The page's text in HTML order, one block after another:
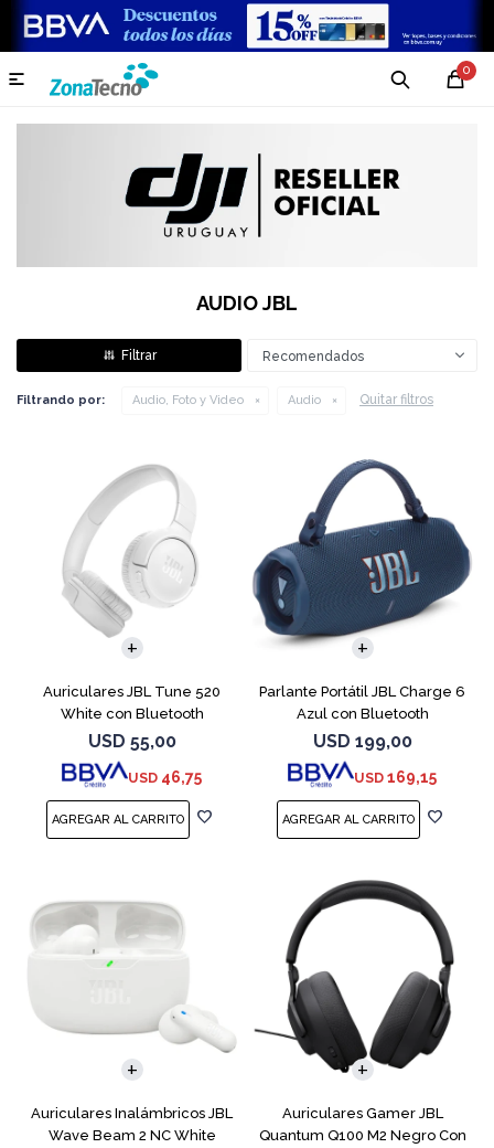
0

AUDIO JBL
Recomendados
Filtrando por: Audio, Foto y Video Audio Quitar filtros
Auriculares JBL Tune 520
White con Bluetooth
USD 55,00
USD 46,75
Parlante Portátil JBL Charge 6
Azul con Bluetooth
USD 199,00
USD 169,15
Auriculares Inalámbricos JBL
Wave Beam 2 NC White
Auriculares Gamer JBL
Quantum Q100 M2 Negro Con